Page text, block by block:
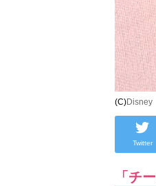
(C)Disney
Twitter
「チ